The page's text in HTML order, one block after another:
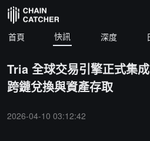
首頁 快訊 深度
Tria 全球交易引擎正式集
跨鏈兌換與資產存取
2026-04-10 03:12:42